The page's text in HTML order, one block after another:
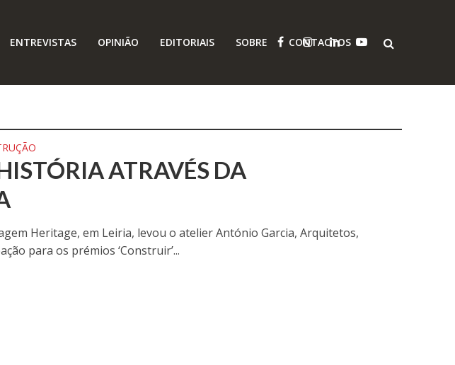
ENTREVISTAS OPINIÃO EDITORIAIS SOBRE CONTACTOS
ATRAVÉS DA
Heritage, em Leiria, levou o atelier António Garcia, Arquitetos,
para os prémios ‘Construir’...